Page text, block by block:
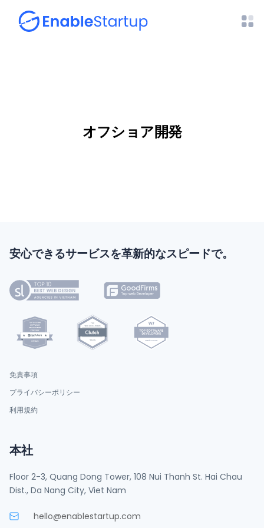
オフショア開発
安心できるサービスを革新的なスピードで。
免責事項
プライバシーポリシー
利用規約
本社
Floor 2-3, Quang Dong Tower, 108 Nui Thanh St. Hai Chau
Dist., Da Nang City, Viet Nam
hello@enablestartup.com